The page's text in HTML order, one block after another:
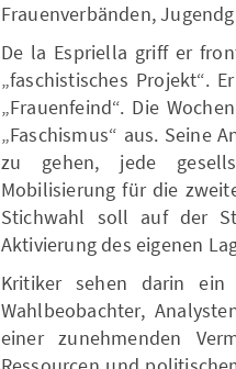
Frauenverbänden,
De la Espriella griff er
„faschistisches Projekt“.
„Frauenfeind“. Die
„Faschismus“ aus. Seine
zu gehen, jede
Mobilisierung für die
Stichwahl soll auf der
Aktivierung des eigenen
Kritiker sehen darin
Wahlbeobachter,
einer zunehmenden